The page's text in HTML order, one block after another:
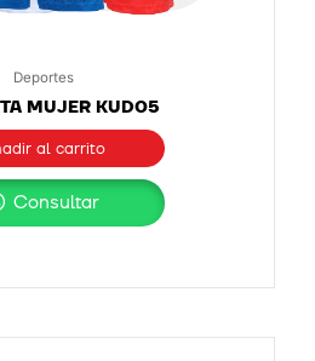
Deportes
MUJER KUD05
al carrito
Consultar